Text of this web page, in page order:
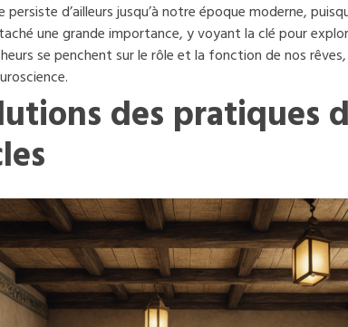
d’ailleurs jusqu’à notre époque moderne,
une grande importance, y voyant la clé pour
se penchent sur le rôle et la fonction de nos
des pratiques